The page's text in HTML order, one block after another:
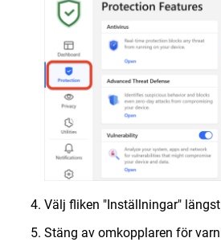
Välj fliken "Inställningar"
Stäng av omkopplaren för